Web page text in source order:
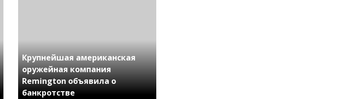
Крупнейшая американская
оружейная компания
Remington объявила о
банкротстве